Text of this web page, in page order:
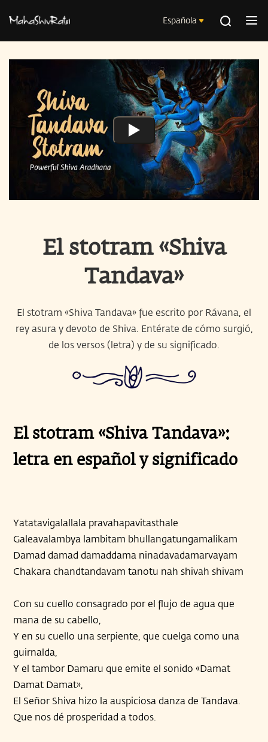
Española
El stotram «Shiva
Tandava»
El stotram «Shiva Tandava» fue escrito por Rávana, el
rey asura y devoto de Shiva. Entérate de cómo surgió,
de los versos (letra) y de su significado.
El stotram «Shiva Tandava»:
letra en español y significado
Yatatavigalallala pravahapavitasthale
Galeavalambya lambitam bhullangatungamalikam
Damad damad damaddama ninadavadamarvayam
Chakara chandtandavam tanotu nah shivah shivam
Con su cuello consagrado por el flujo de agua que
mana de su cabello,
Y en su cuello una serpiente, que cuelga como una
guirnalda,
Y el tambor Damaru que emite el sonido «Damat
Damat Damat»,
El Señor Shiva hizo la auspiciosa danza de Tandava.
Que nos dé prosperidad a todos.